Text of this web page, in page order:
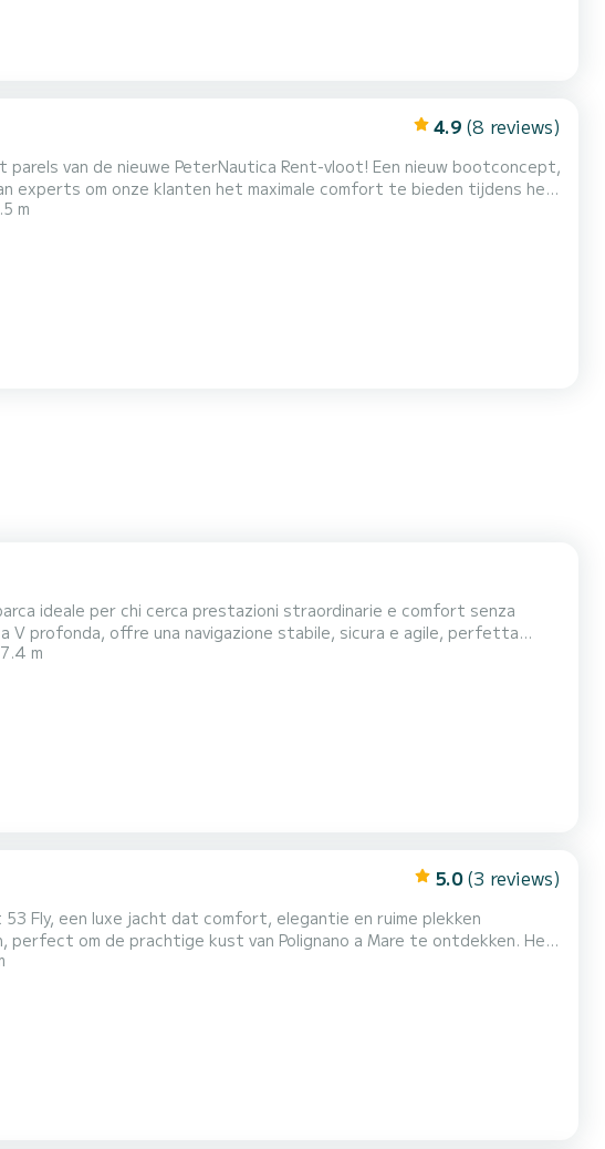
4.9 (8 reviews)
nieuwe PeterNautica Rent-vloot! Een nieuw bootconcept,
experts om onze klanten het maximale comfort te bieden tijdens het
F40 HETL, het werkpaard van het merk, gekenmerkt door zijn
garanderen, gecombineerd met verwaarloosbaar verbruik. Tot de
m
ideale per chi cerca prestazioni straordinarie e comfort senza
prestazioni eccellenti, mentre la spaziosa e ben organizzata
7.4 m
5.0 (3 reviews)
Fly, een luxe jacht dat comfort, elegantie en ruime plekken
om de prachtige kust van Polignano a Mare te ontdekken. Het
ruimte om te ontspannen in de zon, een aperitief te proeven of te
is er een comfortabele loungesectie, terwijl de achterste...